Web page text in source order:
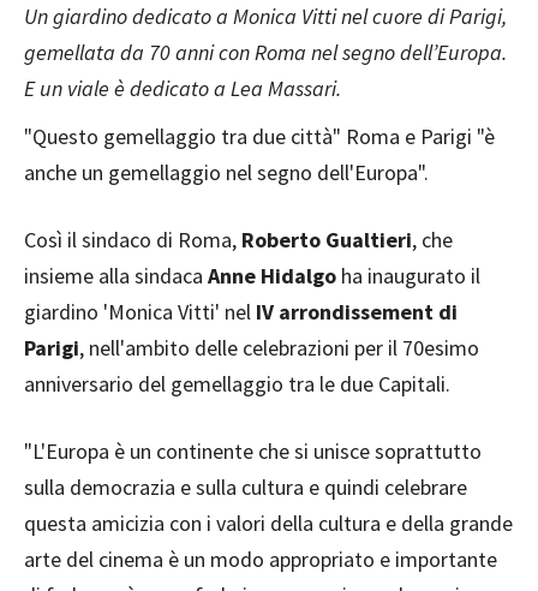
Un giardino dedicato a Monica Vitti nel cuore di Parigi,
gemellata da 70 anni con Roma nel segno dell’Europa.
E un viale è dedicato a Lea Massari.
"Questo gemellaggio tra due città" Roma e Parigi "è
anche un gemellaggio nel segno dell'Europa".
Così il sindaco di Roma, Roberto Gualtieri, che
insieme alla sindaca Anne Hidalgo ha inaugurato il
giardino 'Monica Vitti' nel IV arrondissement di
Parigi, nell'ambito delle celebrazioni per il 70esimo
anniversario del gemellaggio tra le due Capitali.
"L'Europa è un continente che si unisce soprattutto
sulla democrazia e sulla cultura e quindi celebrare
questa amicizia con i valori della cultura e della grande
arte del cinema è un modo appropriato e importante